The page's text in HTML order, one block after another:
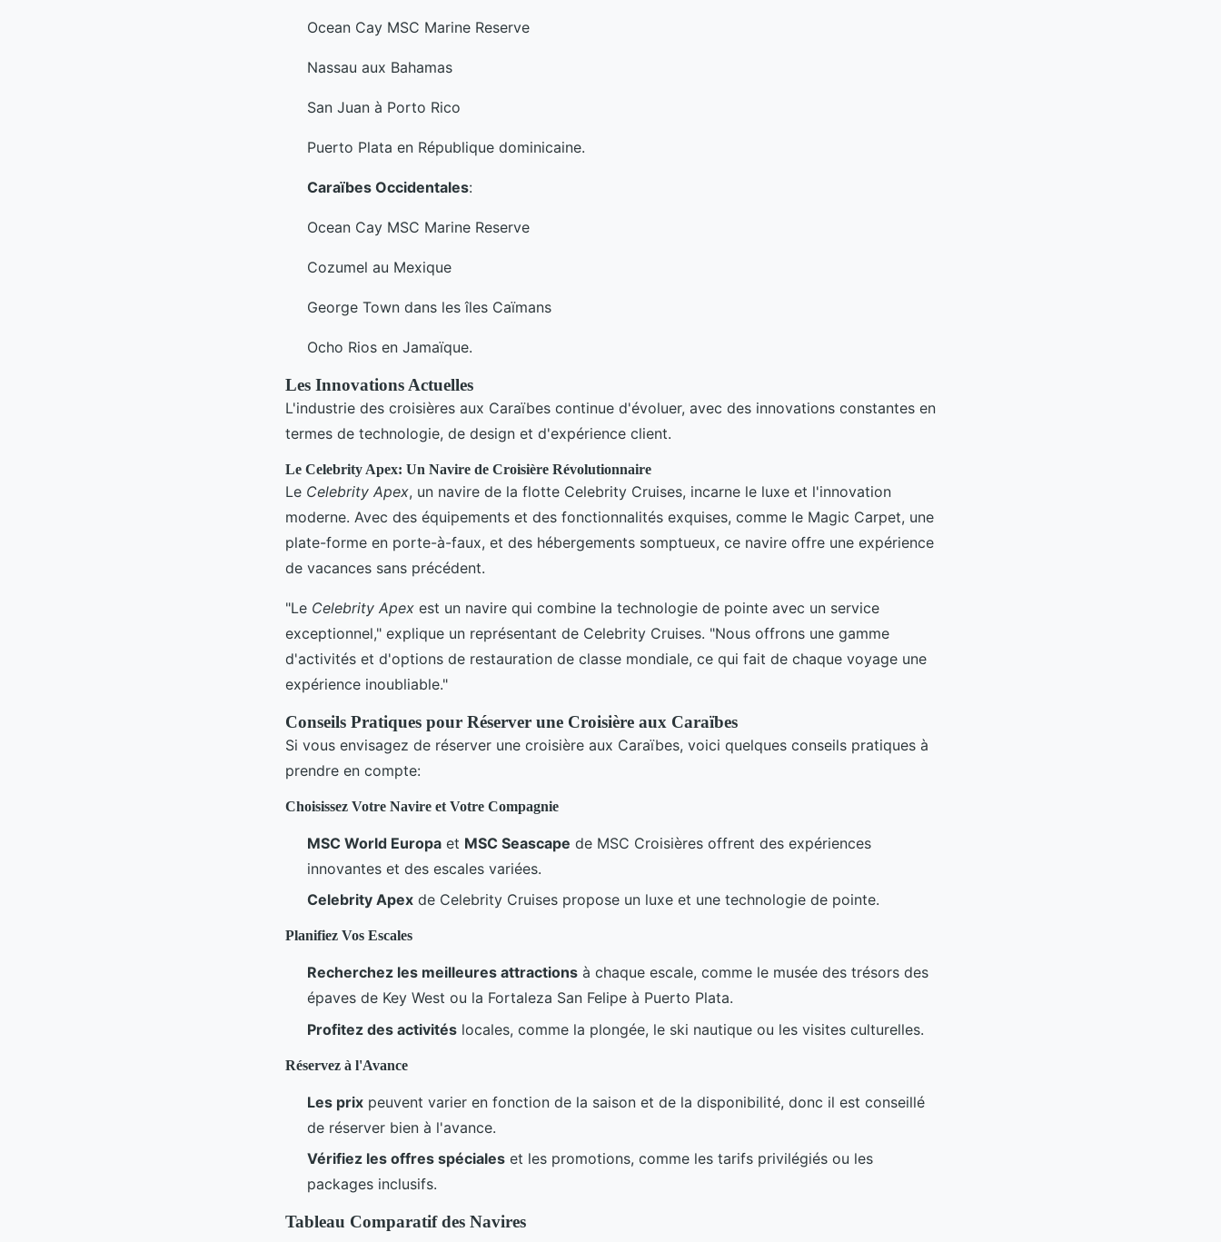
Ocean Cay MSC Marine Reserve
Nassau aux Bahamas
San Juan à Porto Rico
Puerto Plata en République dominicaine.
Caraïbes Occidentales:
Ocean Cay MSC Marine Reserve
Cozumel au Mexique
George Town dans les îles Caïmans
Ocho Rios en Jamaïque.
Les Innovations Actuelles
L'industrie des croisières aux Caraïbes continue d'évoluer, avec des innovations constantes en
termes de technologie, de design et d'expérience client.
Le Celebrity Apex: Un Navire de Croisière Révolutionnaire
Le Celebrity Apex, un navire de la flotte Celebrity Cruises, incarne le luxe et l'innovation
moderne. Avec des équipements et des fonctionnalités exquises, comme le Magic Carpet, une
plate-forme en porte-à-faux, et des hébergements somptueux, ce navire offre une expérience
de vacances sans précédent.
"Le Celebrity Apex est un navire qui combine la technologie de pointe avec un service
exceptionnel," explique un représentant de Celebrity Cruises. "Nous offrons une gamme
d'activités et d'options de restauration de classe mondiale, ce qui fait de chaque voyage une
expérience inoubliable."
Conseils Pratiques pour Réserver une Croisière aux Caraïbes
Si vous envisagez de réserver une croisière aux Caraïbes, voici quelques conseils pratiques à
prendre en compte:
Choisissez Votre Navire et Votre Compagnie
MSC World Europa et MSC Seascape de MSC Croisières offrent des expériences
innovantes et des escales variées.
Celebrity Apex de Celebrity Cruises propose un luxe et une technologie de pointe.
Planifiez Vos Escales
Recherchez les meilleures attractions à chaque escale, comme le musée des trésors des
épaves de Key West ou la Fortaleza San Felipe à Puerto Plata.
Profitez des activités locales, comme la plongée, le ski nautique ou les visites culturelles.
Réservez à l'Avance
Les prix peuvent varier en fonction de la saison et de la disponibilité, donc il est conseillé
de réserver bien à l'avance.
Vérifiez les offres spéciales et les promotions, comme les tarifs privilégiés ou les
packages inclusifs.
Tableau Comparatif des Navires